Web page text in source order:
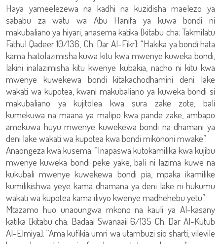
Haya yameelezewa na kadhi na kuzidisha maelezo ya
sababu za watu wa Abu Hanifa ya kuwa bondi ni
makubaliano ya hiyari, anasema katika [kitabu cha: Takmilatu
Fathul Qadeer 10/136, Ch. Dar Al-Fikr]: “Hakika ya bondi hata
kama haitolazimisha kuwa kitu kwa mwenye kuweka bondi,
lakini inalazimisha kitu kwenye kubakia, nacho ni kitu kwa
mwenye kuwekewa bondi kitakachodhamini deni lake
wakati wa kupotea, kwani makubaliano ya kuweka bondi si
makubaliano ya kujitolea kwa sura zake zote, bali
kumekuwa na maana ya malipo kwa pande zake, ambapo
amekuwa huyu mwenye kuwekewa bondi na dhamani ya
deni lake wakati wa kupotea kwa bondi mikononi mwake”.
Anaongeza kwa kusema: “Inapaswa kutokamilika kwa kujibu
mwenye kuweka bondi peke yake, bali ni lazima kuwe na
kukubali mwenye kuwekewa bondi pia, mpaka ikamilike
kumilikishwa yeye kama dhamana ya deni lake ni hukumu
wakati wa kupotea kama ilivyo kwenye madhehebu yetu”.
Mtazamo huo unaoungwa mkono na kauli ya Al-kasany
katika [kitabu cha: Badaai Swanaaii 6/135 Ch. Dar Al-Kutub
Al-Elmiya]: “Ama kufikia umri wa utambuzi sio sharti, vilevile